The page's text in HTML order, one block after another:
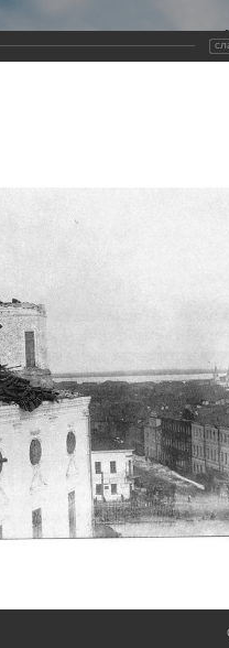
и
Земли
создан по благословлению
Свято-Троицкий
собор